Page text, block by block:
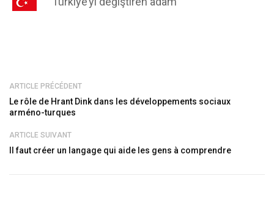
ARTICLE PRÉCÉDENT
Le rôle de Hrant Dink dans les développements sociaux
arméno-turques
ARTICLE SUIVANT
Il faut créer un langage qui aide les gens à comprendre